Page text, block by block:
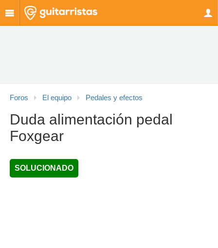
Foros El equipo Pedales y efectos
Duda alimentación pedal
Foxgear
SOLUCIONADO